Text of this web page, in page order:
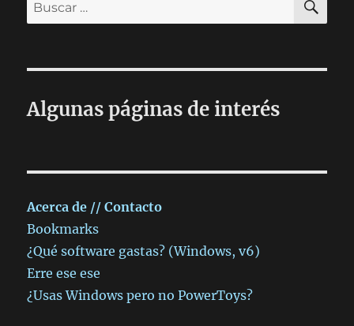
por:
Algunas páginas de interés
Acerca de // Contacto
Bookmarks
¿Qué software gastas? (Windows, v6)
Erre ese ese
¿Usas Windows pero no PowerToys?